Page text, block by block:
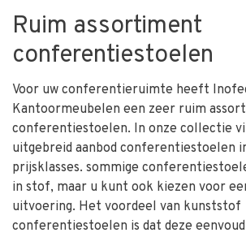
Ruim assortiment
conferentiestoelen
Voor uw conferentieruimte heeft
Kantoormeubelen een zeer ruim
conferentiestoelen. In onze collectie
uitgebreid aanbod conferentiestoelen
prijsklasses. sommige
in stof, maar u kunt ook kiezen voor
uitvoering. Het voordeel van kunststof
conferentiestoelen is dat deze